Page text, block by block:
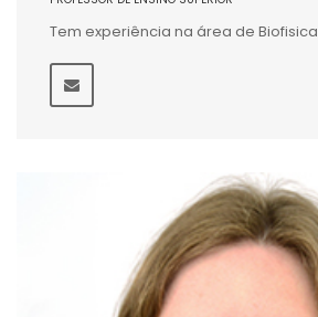
Tem experiência na área de Biofisica